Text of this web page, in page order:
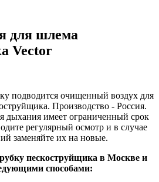
для шлема
Vector
подводится очищенный воздух для
Производство - Россия.
дыхания имеет ограниченный срок
регулярный осмотр и в случае
заменяйте их на новые.
пескоструйщика в Москве и
способами: